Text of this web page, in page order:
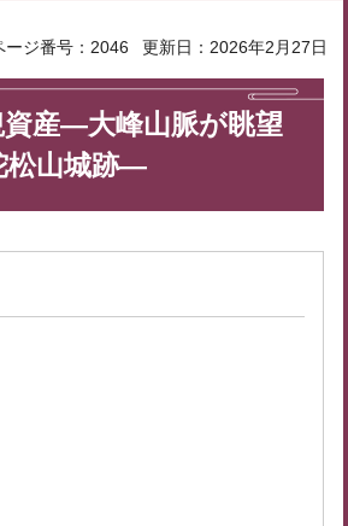
ージ番号：2046 更新日：2026年2月27日
資産―大峰山脈が眺望
松山城跡―